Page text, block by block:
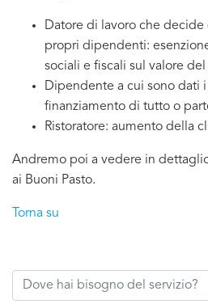
Datore di lavoro che decide
propri dipendenti:
sociali e fiscali sul valore
Dipendente a cui sono dati i
finanziamento di tutto o
Ristoratore: aumento della
Andremo poi a vedere in
ai Buoni Pasto.
Torna su